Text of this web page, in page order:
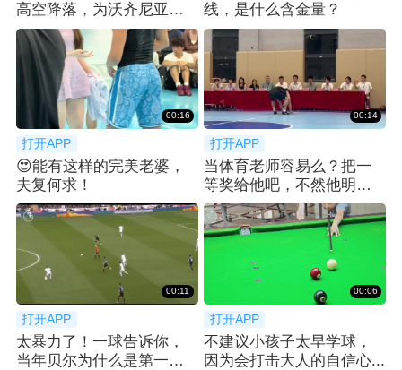
高空降落，为沃齐尼亚送
上科洛科洛球衣
线，是什么含金量？
00:16
打开APP
😍能有这样的完美老婆，
夫复何求！
00:14
打开APP
当体育老师容易么？把一
等奖给他吧，不然他明年
还要再来...
00:11
打开APP
太暴力了！一球告诉你，
当年贝尔为什么是第一个
00:06
打开APP
不建议小孩子太早学球，
因为会打击大人的自信心...